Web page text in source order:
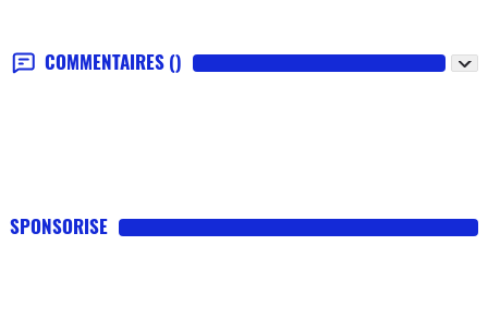
COMMENTAIRES ()
SPONSORISE